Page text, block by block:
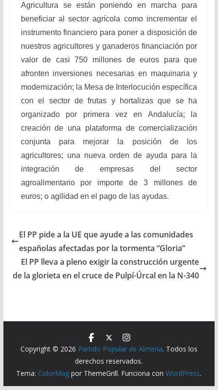
Agricultura se están poniendo en marcha para
beneficiar al sector agrícola como incrementar el
instrumento financiero para poner a disposición de
nuestros agricultores y ganaderos financiación por
valor de casi 750 millones de euros para que
afronten inversiones necesarias en maquinaria y
modernización; la Mesa de Interlocución específica
con el sector de frutas y hortalizas que se ha
organizado por primera vez en Andalucía; la
creación de una plataforma de comercialización
conjunta para mejorar la posición de los
agricultores; una nueva orden de ayuda para la
integración de empresas del sector
agroalimentario por importe de 3 millones de
euros; o agilidad en el pago de las ayudas.
El PP pide a la UE que ayude a las comunidades
españolas afectadas por la tormenta “Gloria”
El PP lleva a pleno exigir la construcción urgente
de la glorieta en el cruce de Pulpí-Úrcal en la N-340
Copyright © 2026 Partido Popular de Almería. Todos los
derechos reservados.
Tema: ColorMag por ThemeGrill. Funciona conWordPress.